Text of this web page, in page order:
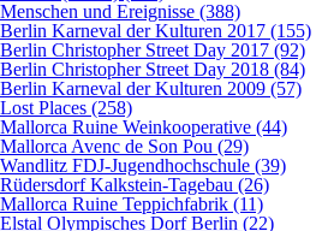
Menschen und Ereignisse (388)
Berlin Karneval der Kulturen 2017 (155)
Berlin Christopher Street Day 2017 (92)
Berlin Christopher Street Day 2018 (84)
Berlin Karneval der Kulturen 2009 (57)
Lost Places (258)
Mallorca Ruine Weinkooperative (44)
Mallorca Avenc de Son Pou (29)
Wandlitz FDJ-Jugendhochschule (39)
Rüdersdorf Kalkstein-Tagebau (26)
Mallorca Ruine Teppichfabrik (11)
Elstal Olympisches Dorf Berlin (22)